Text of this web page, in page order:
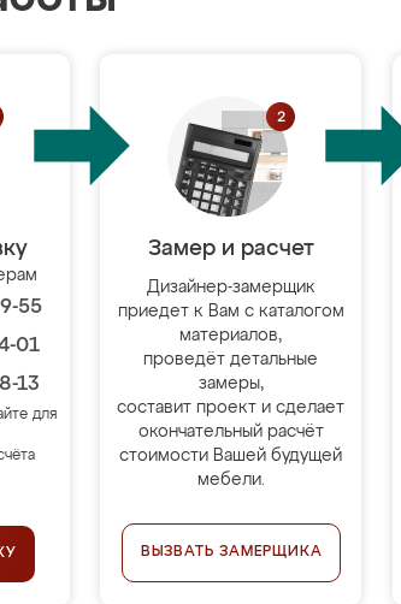
55
01
13
для
Замер и расчет
Дизайнер-замерщик
приедет к Вам с каталогом
материалов,
проведёт детальные
замеры,
составит проект и сделает
окончательный расчёт
стоимости Вашей будущей
мебели.
ВЫЗВАТЬ ЗАМЕРЩИКА